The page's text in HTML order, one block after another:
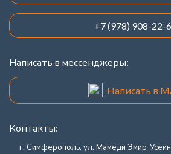
+7 (978) 908-22-
Написать в мессенджеры:
Написать в
Контакты:
г. Симферополь, ул. Мамеди Эмир-